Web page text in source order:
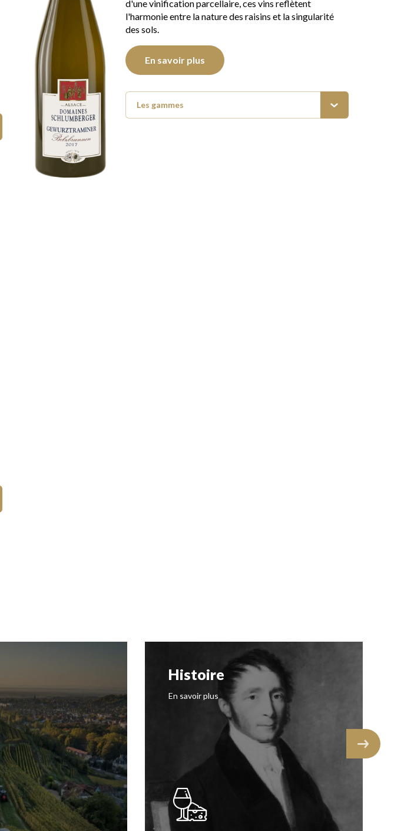
d'une vinification parcellaire, ces vins reflètent
l'harmonie entre la nature des raisins et la singularité
des sols.
En savoir plus
Les gammes
Histoire
En savoir plus